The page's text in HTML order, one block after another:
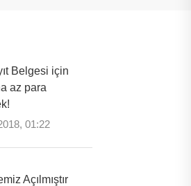
Belgesi için
az para
01:22
Açılmıştır